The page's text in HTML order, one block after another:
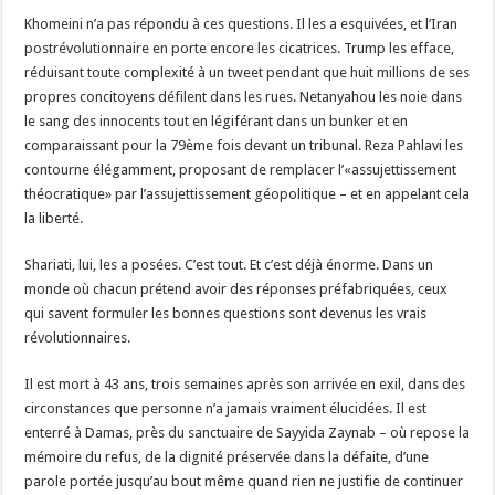
Khomeini n’a pas répondu à ces questions. Il les a esquivées, et l’Iran
postrévolutionnaire en porte encore les cicatrices. Trump les efface,
réduisant toute complexité à un tweet pendant que huit millions de ses
propres concitoyens défilent dans les rues. Netanyahou les noie dans
le sang des innocents tout en légiférant dans un bunker et en
comparaissant pour la 79ème fois devant un tribunal. Reza Pahlavi les
contourne élégamment, proposant de remplacer l’«assujettissement
théocratique» par l’assujettissement géopolitique – et en appelant cela
la liberté.
Shariati, lui, les a posées. C’est tout. Et c’est déjà énorme. Dans un
monde où chacun prétend avoir des réponses préfabriquées, ceux
qui savent formuler les bonnes questions sont devenus les vrais
révolutionnaires.
Il est mort à 43 ans, trois semaines après son arrivée en exil, dans des
circonstances que personne n’a jamais vraiment élucidées. Il est
enterré à Damas, près du sanctuaire de Sayyida Zaynab – où repose la
mémoire du refus, de la dignité préservée dans la défaite, d’une
parole portée jusqu’au bout même quand rien ne justifie de continuer